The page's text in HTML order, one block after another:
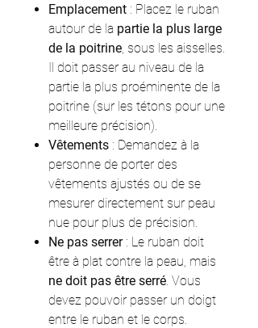
Emplacement : Placez le ruban
autour de la partie la plus large
de la poitrine , sous les aisselles.
Il doit passer au niveau de la
partie la plus proéminente de la
poitrine (sur les tétons pour une
meilleure précision).
Vêtements : Demandez à la
personne de porter des
vêtements ajustés ou de se
mesurer directement sur peau
nue pour plus de précision.
Ne pas serrer: Le ruban doit
être à plat contre la peau, mais
ne doit pas être serré . Vous
devez pouvoir passer un doigt
entre le ruban et le corps.